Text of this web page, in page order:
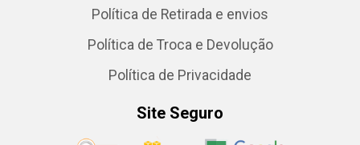
Política de Retirada e envios
Política de Troca e Devolução
Política de Privacidade
Site Seguro